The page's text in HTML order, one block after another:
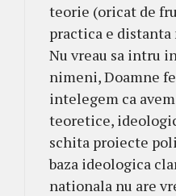
teorie (oricat de
practica e distanta
Nu vreau sa intru
nimeni, Doamne
intelegem ca
teoretice,
schita proiecte
baza ideologica
nationala nu are